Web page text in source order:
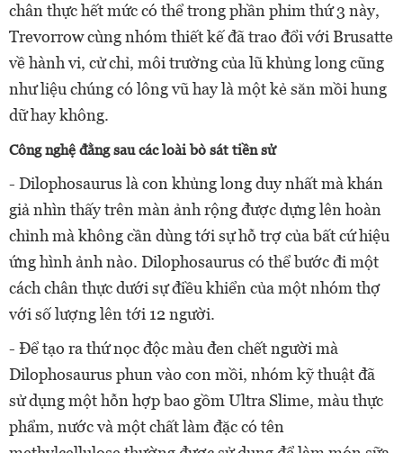
chân thực hết mức có thể trong phần phim thứ 3 này,
Trevorrow cùng nhóm thiết kế đã trao đổi với Brusatte
về hành vi, cử chỉ, môi trường của lũ khủng long cũng
như liệu chúng có lông vũ hay là một kẻ săn mồi hung
dữ hay không.
Công nghệ đằng sau các loài bò sát tiền sử
- Dilophosaurus là con khủng long duy nhất mà khán
giả nhìn thấy trên màn ảnh rộng được dựng lên hoàn
chỉnh mà không cần dùng tới sự hỗ trợ của bất cứ hiệu
ứng hình ảnh nào. Dilophosaurus có thể bước đi một
cách chân thực dưới sự điều khiển của một nhóm thợ
với số lượng lên tới 12 người.
- Để tạo ra thứ nọc độc màu đen chết người mà
Dilophosaurus phun vào con mồi, nhóm kỹ thuật đã
sử dụng một hỗn hợp bao gồm Ultra Slime, màu thực
phẩm, nước và một chất làm đặc có tên